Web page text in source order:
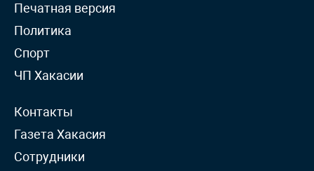
Печатная версия
Политика
Спорт
ЧП Хакасии
Контакты
Газета Хакасия
Сотрудники